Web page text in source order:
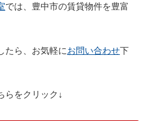
では、豊中市の賃貸物件を豊富
たら、お気軽にお問い合わせ下
らをクリック↓